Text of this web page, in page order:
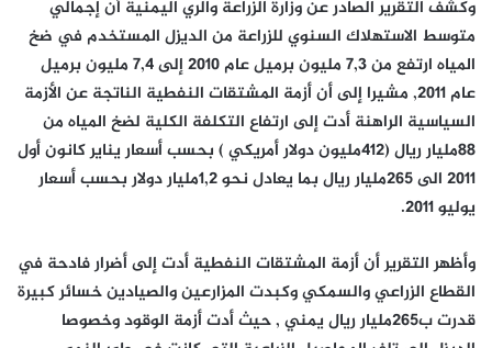
وكشف التقرير الصادر عن وزارة الزراعة والري اليمنية أن إجمالي
متوسط الاستهلاك السنوي للزراعة من الديزل المستخدم في ضخ
المياه ارتفع من 7,3 مليون برميل عام 2010 إلى 7,4 مليون برميل
عام 2011, مشيرا إلى أن أزمة المشتقات النفطية الناتجة عن الأزمة
السياسية الراهنة أدت إلى ارتفاع التكلفة الكلية لضخ المياه من
88مليار ريال (412مليون دولار أمريكي ) بحسب أسعار يناير كانون أول
2011 الى 265مليار ريال بما يعادل نحو 1,2مليار دولار بحسب أسعار
يوليو 2011.
وأظهر التقرير أن أزمة المشتقات النفطية أدت إلى أضرار فادحة في
القطاع الزراعي والسمكي وكبدت المزارعين والصيادين خسائر كبيرة
قدرت ب265مليار ريال يمني , حيث أدت أزمة الوقود وخصوصا